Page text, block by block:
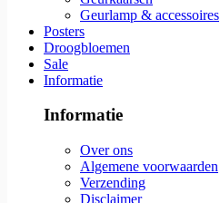
Geurlamp & accessoires
Posters
Droogbloemen
Sale
Informatie
Informatie
Over ons
Algemene voorwaarden
Verzending
Disclaimer